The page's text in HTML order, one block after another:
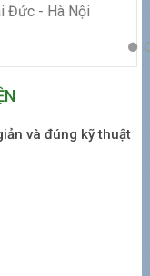
250.000 –
200.000 –
350.000 VNĐ/m³
250.000 VNĐ/m³
Đức - Hà Nội
và đúng kỹ thuật